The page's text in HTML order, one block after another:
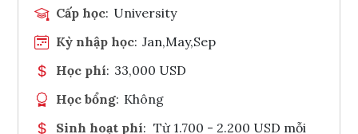
Cấp học: University
Kỳ nhập học: Jan,May,Sep
Học phí: 33,000 USD
Học bổng: Không
Sinh hoạt phí: Từ 1.700 - 2.200 USD mỗi